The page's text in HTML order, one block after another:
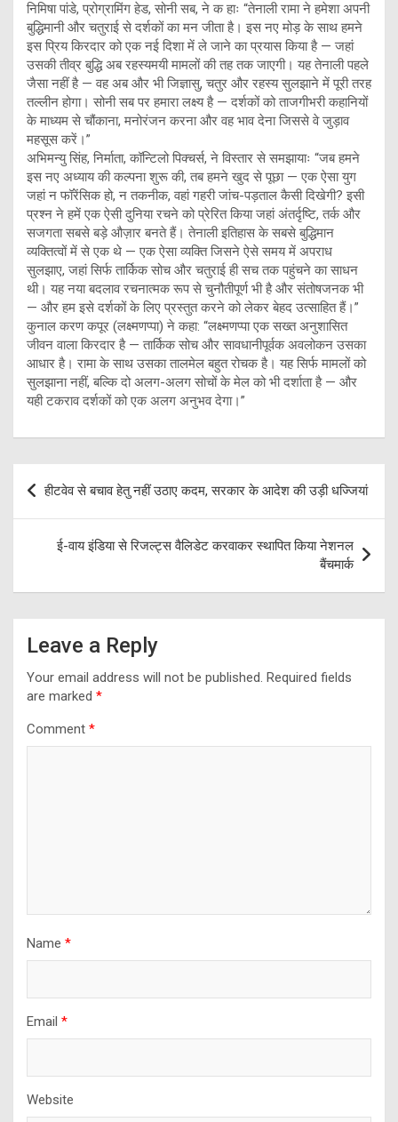
निमिषा पांडे, प्रोग्रामिंग हेड, सोनी सब, ने क हाः “तेनाली रामा ने हमेशा अपनी
बुद्धिमानी और चतुराई से दर्शकों का मन जीता है। इस नए मोड़ के साथ हमने
इस प्रिय किरदार को एक नई दिशा में ले जाने का प्रयास किया है — जहां
उसकी तीव्र बुद्धि अब रहस्यमयी मामलों की तह तक जाएगी। यह तेनाली पहले
जैसा नहीं है — वह अब और भी जिज्ञासु, चतुर और रहस्य सुलझाने में पूरी तरह
तल्लीन होगा। सोनी सब पर हमारा लक्ष्य है — दर्शकों को ताजगीभरी कहानियों
के माध्यम से चौंकाना, मनोरंजन करना और वह भाव देना जिससे वे जुड़ाव
महसूस करें।”
अभिमन्यु सिंह, निर्माता, कॉन्टिलो पिक्चर्स, ने विस्तार से समझायाः “जब हमने
इस नए अध्याय की कल्पना शुरू की, तब हमने खुद से पूछा — एक ऐसा युग
जहां न फॉरेंसिक हो, न तकनीक, वहां गहरी जांच-पड़ताल कैसी दिखेगी? इसी
प्रश्न ने हमें एक ऐसी दुनिया रचने को प्रेरित किया जहां अंतर्दृष्टि, तर्क और
सजगता सबसे बड़े औज़ार बनते हैं। तेनाली इतिहास के सबसे बुद्धिमान
व्यक्तित्वों में से एक थे — एक ऐसा व्यक्ति जिसने ऐसे समय में अपराध
सुलझाए, जहां सिर्फ तार्किक सोच और चतुराई ही सच तक पहुंचने का साधन
थी। यह नया बदलाव रचनात्मक रूप से चुनौतीपूर्ण भी है और संतोषजनक भी
— और हम इसे दर्शकों के लिए प्रस्तुत करने को लेकर बेहद उत्साहित हैं।”
कुनाल करण कपूर (लक्ष्मणप्पा) ने कहा: “लक्ष्मणप्पा एक सख्त अनुशासित
जीवन वाला किरदार है — तार्किक सोच और सावधानीपूर्वक अवलोकन उसका
आधार है। रामा के साथ उसका तालमेल बहुत रोचक है। यह सिर्फ मामलों को
सुलझाना नहीं, बल्कि दो अलग-अलग सोचों के मेल को भी दर्शाता है — और
यही टकराव दर्शकों को एक अलग अनुभव देगा।”
Post
navigation
हीटवेव से बचाव हेतु नहीं उठाए कदम, सरकार के आदेश की उड़ी धज्जियां
ई-वाय इंडिया से रिजल्ट्स वैलिडेट करवाकर स्थापित किया नेशनल
बैंचमार्क
Leave a Reply
Your email address will not be published. Required fields
are marked *
Comment *
Name *
Email *
Website